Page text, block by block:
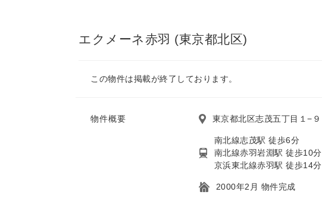
エクメーネ赤羽 (東京都北区)
この物件は掲載が終了しております。
物件概要 東京都北区志茂五丁目１−９
南北線志茂駅 徒歩6分
南北線赤羽岩淵駅 徒歩10分
京浜東北線赤羽駅 徒歩14分
2000年2月 物件完成